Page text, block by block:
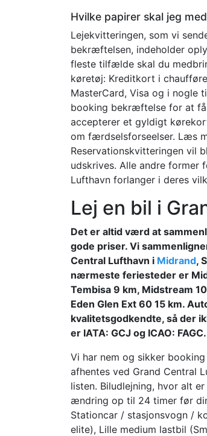
Hvilke papirer skal jeg
Lejekvitteringen, som vi
bekræftelsen, indeholder
fleste tilfælde skal du
køretøj: Kreditkort i
MasterCard, Visa og i nogle
booking bekræftelse for at
accepterer et gyldigt
om færdselsforseelser. Læs
Reservationskvitteringen vil
udskrives. Alle andre former
Lufthavn forlanger i deres
Lej en bil i
Det er altid værd at
gode priser. Vi
Central Lufthavn i Midrand,
nærmeste feriesteder er
Tembisa 9 km, Midstream
Eden Glen Ext 60 15 km.
kvalitetsgodkendte, så der
er IATA: GCJ og ICAO: FAGC.
Vi har nem og sikker
afhentes ved Grand Central
listen. Biludlejning, hvor alt
ændring op til 24 timer før
Stationcar / stasjonsvogn /
elite), Lille medium lastbil